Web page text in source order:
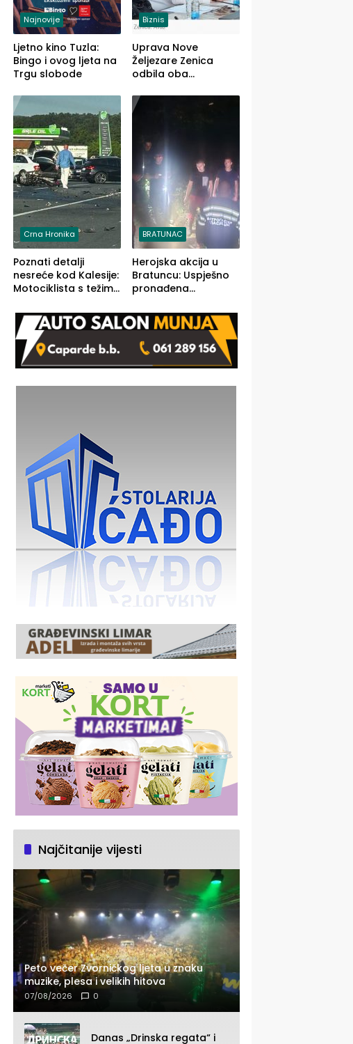
Najnovije
Ljetno kino Tuzla:
Bingo i ovog ljeta na
Trgu slobode
Biznis
Uprava Nove
Željezare Zenica
odbila oba
FBiH: Ustrajni da je
stečaj jedino rješenje
Crna Hronika
Poznati detalji
nesreće kod Kalesije:
Motociklista s težim,
lakšim povredama
BRATUNAC
Herojska akcija u
Bratuncu: Uspješno
pronađena
a Ivanka Lazić,
rodom iz Kravice.
Najčitanije vijesti
Peto večer Zvorničkog ljeta u znaku
muzike, plesa i velikih hitova
07/08/2026 0
Danas „Drinska regata“ i